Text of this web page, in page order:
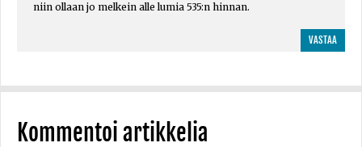
niin ollaan jo melkein alle lumia 535:n hinnan.
VASTAA
Kommentoi artikkelia